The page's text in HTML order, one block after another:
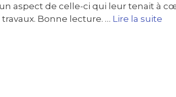
aspect de celle-ci qui leur tenait à
Bonne lecture. … Lire la suite